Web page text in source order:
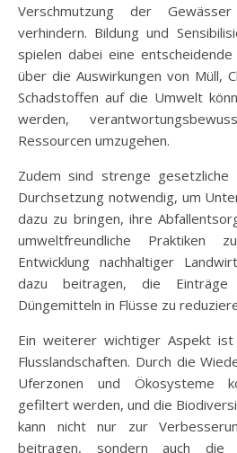
Verschmutzung der
verhindern. Bildung und
spielen dabei eine entscheidende
über die Auswirkungen von Müll,
Schadstoffen auf die Umwelt
werden,
Ressourcen umzugehen.
Zudem sind strenge gesetzliche
Durchsetzung notwendig, um
dazu zu bringen, ihre
umweltfreundliche Praktiken
Entwicklung nachhaltiger
dazu beitragen, die
Düngemitteln in Flüsse zu
Ein weiterer wichtiger Aspekt
Flusslandschaften. Durch die
Uferzonen und Ökosysteme
gefiltert werden, und die
kann nicht nur zur
beitragen, sondern auch die